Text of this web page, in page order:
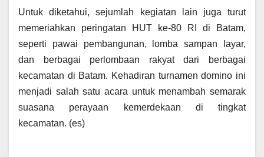
Untuk diketahui, sejumlah kegiatan lain juga turut
memeriahkan peringatan HUT ke-80 RI di Batam,
seperti pawai pembangunan, lomba sampan layar,
dan berbagai perlombaan rakyat dari berbagai
kecamatan di Batam. Kehadiran turnamen domino ini
menjadi salah satu acara untuk menambah semarak
suasana perayaan kemerdekaan di tingkat
kecamatan. (es)